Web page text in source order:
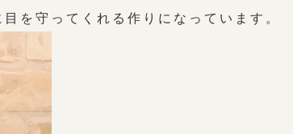
を守ってくれる作りになっています。